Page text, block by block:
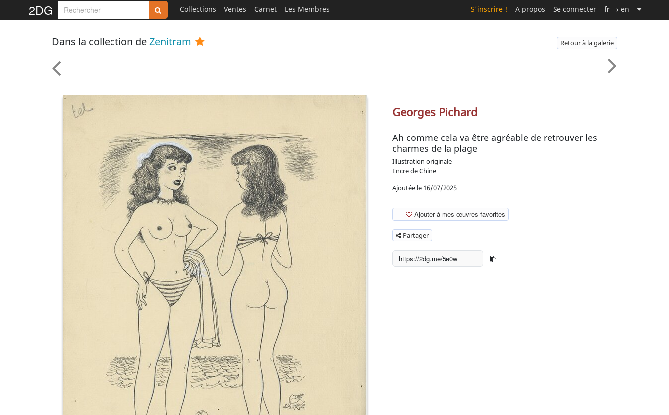
2DG Collections Ventes Carnet Les Membres S'inscrire ! A propos Se connecter fr → en
Dans la collection deZenitram Retour à la galerie
Georges Pichard
Ah comme cela va être agréable de retrouver les
charmes de la plage
Illustration originale
Encre de Chine
Ajoutée le 16/07/2025
Ajouter à mes œuvres favorites
Partager